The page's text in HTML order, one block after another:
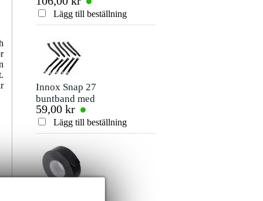
Betyg
Skicka
signalkabel 10
meterLägg till beställning
Innox Snap 27
buntband med
kardborreband
(10st)
59,00 kr
Lägg till beställning